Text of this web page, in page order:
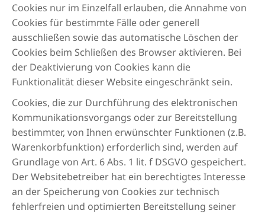
Cookies nur im Einzelfall erlauben, die Annahme von
Cookies für bestimmte Fälle oder generell
ausschließen sowie das automatische Löschen der
Cookies beim Schließen des Browser aktivieren. Bei
der Deaktivierung von Cookies kann die
Funktionalität dieser Website eingeschränkt sein.
Cookies, die zur Durchführung des elektronischen
Kommunikationsvorgangs oder zur Bereitstellung
bestimmter, von Ihnen erwünschter Funktionen (z.B.
Warenkorbfunktion) erforderlich sind, werden auf
Grundlage von Art. 6 Abs. 1 lit. f DSGVO gespeichert.
Der Websitebetreiber hat ein berechtigtes Interesse
an der Speicherung von Cookies zur technisch
fehlerfreien und optimierten Bereitstellung seiner